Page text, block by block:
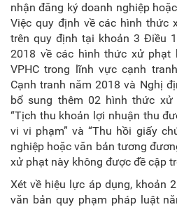
nhận đăng ký doanh nghiệp
Việc quy định về các hình thức
trên quy định tại khoản 3 Điều
2018 về các hình thức xử phạt
VPHC trong lĩnh vực cạnh
Cạnh tranh năm 2018 và Nghị
bổ sung thêm 02 hình thức
“Tịch thu khoản lợi nhuận thu
vi vi phạm” và “Thu hồi giấy
nghiệp hoặc văn bản tương
xử phạt này không được đề cập
Xét về hiệu lực áp dụng, khoản
văn bản quy phạm pháp luật